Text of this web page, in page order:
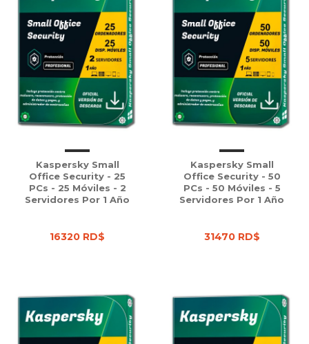
Kaspersky Small
Office Security - 25
PCs - 25 Móviles - 2
Servidores Por 1 Año
16320 RD$
Kaspersky Small
Office Security - 50
PCs - 50 Móviles - 5
Servidores Por 1 Año
31470 RD$